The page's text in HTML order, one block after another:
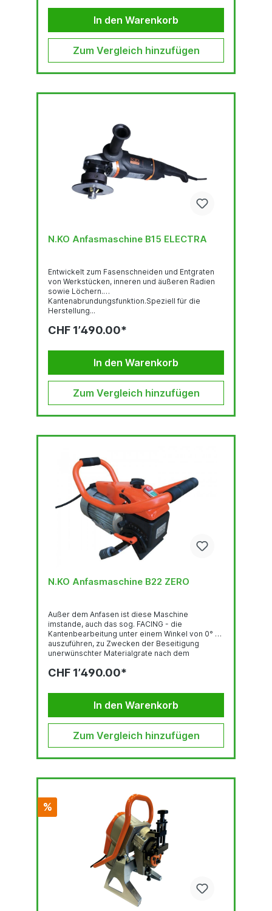
Leistung: 1700W Drehzahl: 2700-8500 RPM
Fasenbreite:0 bis 10 mm < 400 N/mm2
In den Warenkorb
Zum Vergleich hinzufügen
N.KO Anfasmaschine B15 ELECTRA
Entwickelt zum Fasenschneiden und Entgraten
von Werkstücken, inneren und äußeren Radien
sowie Löchern.
Kantenabrundungsfunktion.Speziell für die
Herstellung...
CHF 1’490.00*
In den Warenkorb
Zum Vergleich hinzufügen
N.KO Anfasmaschine B22 ZERO
Außer dem Anfasen ist diese Maschine
imstande, auch das sog. FACING - die
Kantenbearbeitung unter einem Winkel von 0° -
auszuführen, zu Zwecken der Beseitigung
unerwünschter Materialgrate nach dem
Möglichkeit zur kontinuierlichen Einstellung des
bewältigt das sog. FACING – die
Kantenbearbeitung unter einem Winkel von 0° zu
Zwecken der Beseitigung unerwünschter
einzigartige Mechanismus der Gradskala zur
Einstellung...
CHF 1’490.00*
In den Warenkorb
Zum Vergleich hinzufügen
%